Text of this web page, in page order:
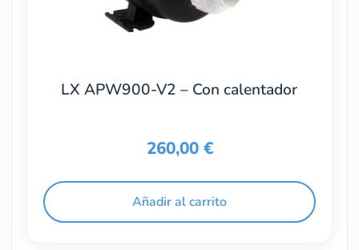
LX APW900-V2 – Con calentador
260,00 €
Añadir al carrito